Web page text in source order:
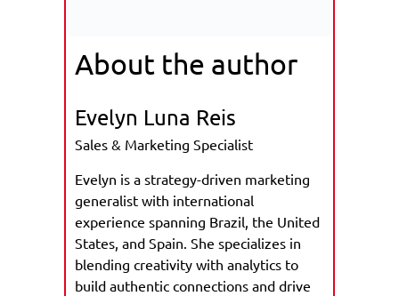
About the author
Evelyn Luna Reis
Sales & Marketing Specialist
Evelyn is a strategy-driven marketing
generalist with international
experience spanning Brazil, the United
States, and Spain. She specializes in
blending creativity with analytics to
build authentic connections and drive